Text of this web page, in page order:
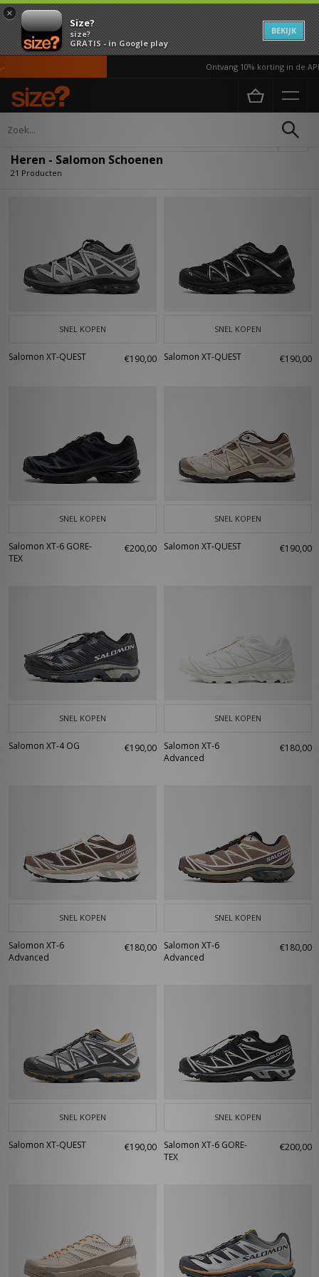
×
Size?
size?
GRATIS - in Google play
BEKIJK
Ontvang 10% korting in de APP*
Home Heren
Heren - Salomon Schoenen
21 Producten
SNEL KOPEN
Salomon XT-QUEST €190,00
SNEL KOPEN
Salomon XT-QUEST €190,00
SNEL KOPEN
Salomon XT-6 GORE-
TEX
€200,00
SNEL KOPEN
Salomon XT-QUEST €190,00
SNEL KOPEN
Salomon XT-4 OG €190,00
SNEL KOPEN
Salomon XT-6
Advanced
€180,00
SNEL KOPEN
Salomon XT-6
Advanced
€180,00
SNEL KOPEN
Salomon XT-6
Advanced
€180,00
SNEL KOPEN
Salomon XT-QUEST €190,00
SNEL KOPEN
Salomon XT-6 GORE-
TEX
€200,00